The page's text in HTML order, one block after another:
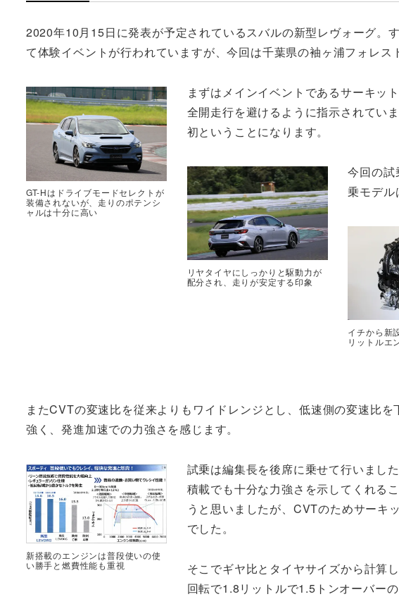
2020年10月15日に発表が予定されているスバルの新型レヴォーグ。
て体験イベントが行われていますが、今回は千葉県の袖ヶ浦フォレス
GT-Hはドライブモードセレクトが
装備されないが、走りのポテンシ
ャルは十分に高い
まずはメインイベントであるサーキッ
全開走行を避けるように指示されてい
初ということになります。
リヤタイヤにしっかりと駆動力が
配分され、走りが安定する印象
今回の試
乗モデル
イチから新
リットルエ
またCVTの変速比を従来よりもワイドレンジとし、低速側の変速比
強く、発進加速での力強さを感じます。
新搭載のエンジンは普段使いの使
い勝手と燃費性能も重視
試乗は編集長を後席に乗せて行いまし
積載でも十分な力強さを示してくれる
うと思いましたが、CVTのためサーキ
でした。
そこでギヤ比とタイヤサイズから計算
回転で1.8リットルで1.5トンオーバー